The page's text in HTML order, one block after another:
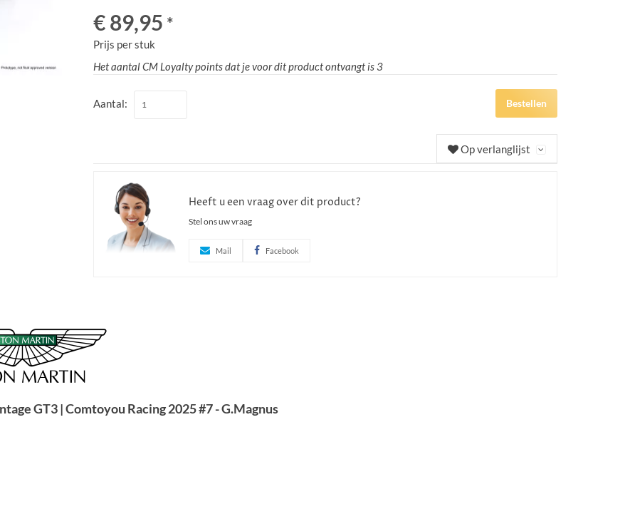
€ 89,95 *
Prijs per stuk
Het aantal CM Loyalty points dat je voor dit product ontvangt is3
Aantal: Bestellen
Op verlanglijst
Heeft u een vraag over dit product?
Stel ons uw vraag
Mail Facebook
GT3 | Comtoyou Racing 2025 #7 - G.Magnus